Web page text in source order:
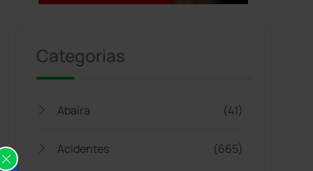
Categorias
Abaíra (41)
Acidentes (665)